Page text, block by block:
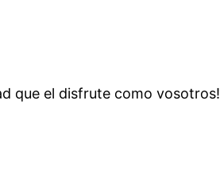
que el disfrute como vosotros!